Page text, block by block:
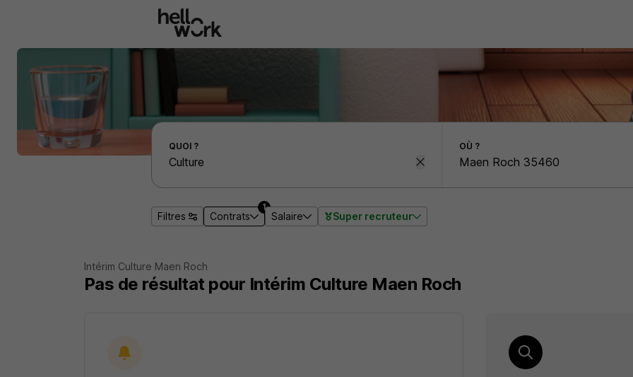
Effectuer une recherche d'emploi par localité
QUOI ? OÙ ?
Filtres Contrats
1
Salaire Super recruteur
Intérim Culture Maen Roch
Pas de résultat pour Intérim Culture Maen Roch